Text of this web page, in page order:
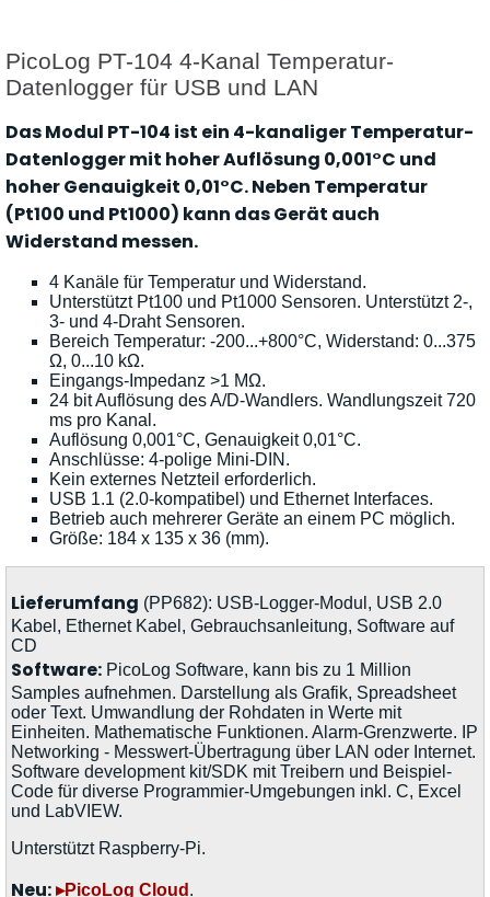
PicoLog PT-104 4-Kanal Temperatur-
Datenlogger für USB und LAN
Das Modul PT-104 ist ein 4-kanaliger Temperatur-
Datenlogger mit hoher Auflösung 0,001°C und
hoher Genauigkeit 0,01°C. Neben Temperatur
(Pt100 und Pt1000) kann das Gerät auch
Widerstand messen.
4 Kanäle für Temperatur und Widerstand.
Unterstützt Pt100 und Pt1000 Sensoren. Unterstützt 2-,
3- und 4-Draht Sensoren.
Bereich Temperatur: -200...+800°C, Widerstand: 0...375
Ω, 0...10 kΩ.
Eingangs-Impedanz >1 MΩ.
24 bit Auflösung des A/D-Wandlers. Wandlungszeit 720
ms pro Kanal.
Auflösung 0,001°C, Genauigkeit 0,01°C.
Anschlüsse: 4-polige Mini-DIN.
Kein externes Netzteil erforderlich.
USB 1.1 (2.0-kompatibel) und Ethernet Interfaces.
Betrieb auch mehrerer Geräte an einem PC möglich.
Größe: 184 x 135 x 36 (mm).
Lieferumfang (PP682): USB-Logger-Modul, USB 2.0
Kabel, Ethernet Kabel, Gebrauchsanleitung, Software auf
CD
Software: PicoLog Software, kann bis zu 1 Million
Samples aufnehmen. Darstellung als Grafik, Spreadsheet
oder Text. Umwandlung der Rohdaten in Werte mit
Einheiten. Mathematische Funktionen. Alarm-Grenzwerte. IP
Networking - Messwert-Übertragung über LAN oder Internet.
Software development kit/SDK mit Treibern und Beispiel-
Code für diverse Programmier-Umgebungen inkl. C, Excel
und LabVIEW.
Unterstützt Raspberry-Pi.
Neu: ▸PicoLog Cloud .